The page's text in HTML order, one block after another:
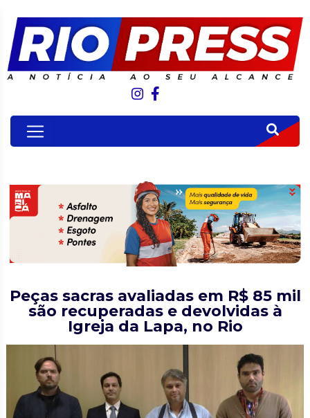
Peças sacras avaliadas em R$ 85 mil
são recuperadas e devolvidas à
Igreja da Lapa, no Rio